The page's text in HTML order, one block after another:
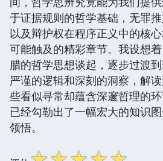
于证据规则的哲学基础，无罪
以及辩护权在程序正义中的核
可能触及的精彩章节。我设想
腊的哲学思想谈起，逐步过渡
严谨的逻辑和深刻的洞察，解
些看似寻常却蕴含深邃哲理的
已经勾勒出了一幅宏大的知识
领悟。